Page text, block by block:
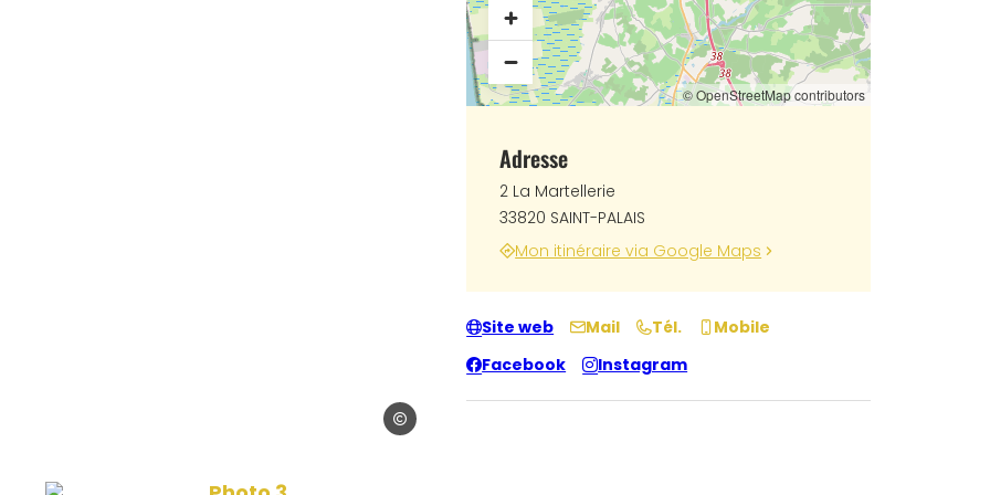
Yann Arthus BERTRAND
Blaye Photo 3, © Véronique Lardière
© OpenStreetMap contributors
Adresse
2 La Martellerie
33820 SAINT-PALAIS
Mon itinéraire via Google Maps
Site web Mail Tél.
Mobile
Facebook
Instagram